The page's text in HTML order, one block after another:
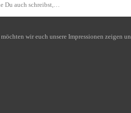
Du auch schreibst,…
wir euch unsere Impressionen zeigen